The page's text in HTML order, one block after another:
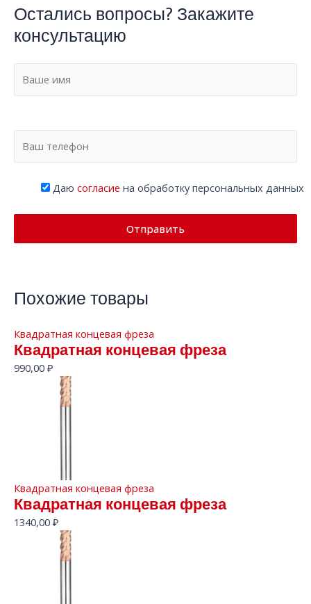
Остались вопросы? Закажите
консультацию
Даю согласие на обработку персональных данных
Похожие товары
Квадратная концевая фреза
Квадратная концевая фреза
990,00 ₽
Квадратная концевая фреза
Квадратная концевая фреза
1340,00 ₽